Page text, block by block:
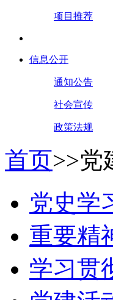
项目推荐
信息公开
通知公告
社会宣传
政策法规
首页>>党
党史学
重要精
学习贯